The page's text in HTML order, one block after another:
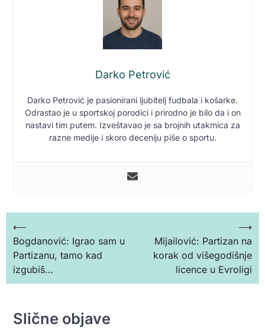
Darko Petrović
Darko Petrović je pasionirani ljubitelj fudbala i košarke.
Odrastao je u sportskoj porodici i prirodno je bilo da i on
nastavi tim putem. Izveštavao je sa brojnih utakmica za
razne medije i skoro deceniju piše o sportu.
Кретање
чланка
⟵
Bogdanović: Igrao sam u
Partizanu, tamo kad
izgubiš…
Mijailović: Partizan na
korak od višegodišnje
licence u Evroligi
⟶
Slične objave